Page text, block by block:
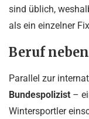
sind üblich,
als ein einzelner
Beruf
Parallel zur
Bundespolizist –
Wintersportler